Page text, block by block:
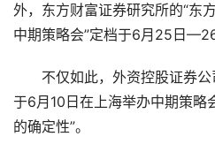
外，东方财富证券研究所的“
中期策略会”定档于6月25日—26
不仅如此，外资控股证券公
于6月10日在上海举办中期策略
的确定性”。